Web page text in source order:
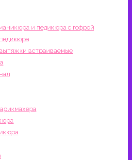
и педикюра с гофрой
встраиваемые